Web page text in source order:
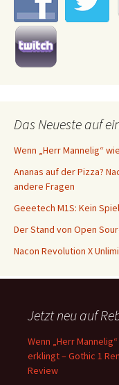
Das Neueste auf
Wenn „Herr Mannelig“
Ananas auf der Pizza?
andere Fragen
Geeetech M1S: Kein
Der Stand von Open
Nacon Revolution X
Jetzt neu auf
Wenn „Herr
erklingt – Gothic 1
Review